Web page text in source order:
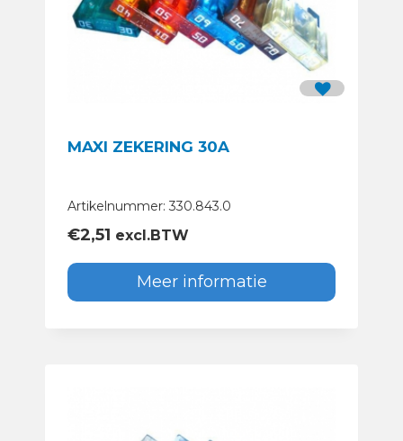
MAXI ZEKERING 30A
Artikelnummer: 330.843.0
€2,51 excl.BTW
Meer informatie